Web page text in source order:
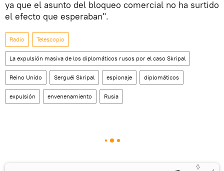
ya que el asunto del bloqueo comercial no ha surtido
el efecto que esperaban".
Radio Telescopio
La expulsión masiva de los diplomáticos rusos por el caso Skripal
Reino Unido Serguéi Skripal espionaje diplomáticos
expulsión envenenamiento Rusia